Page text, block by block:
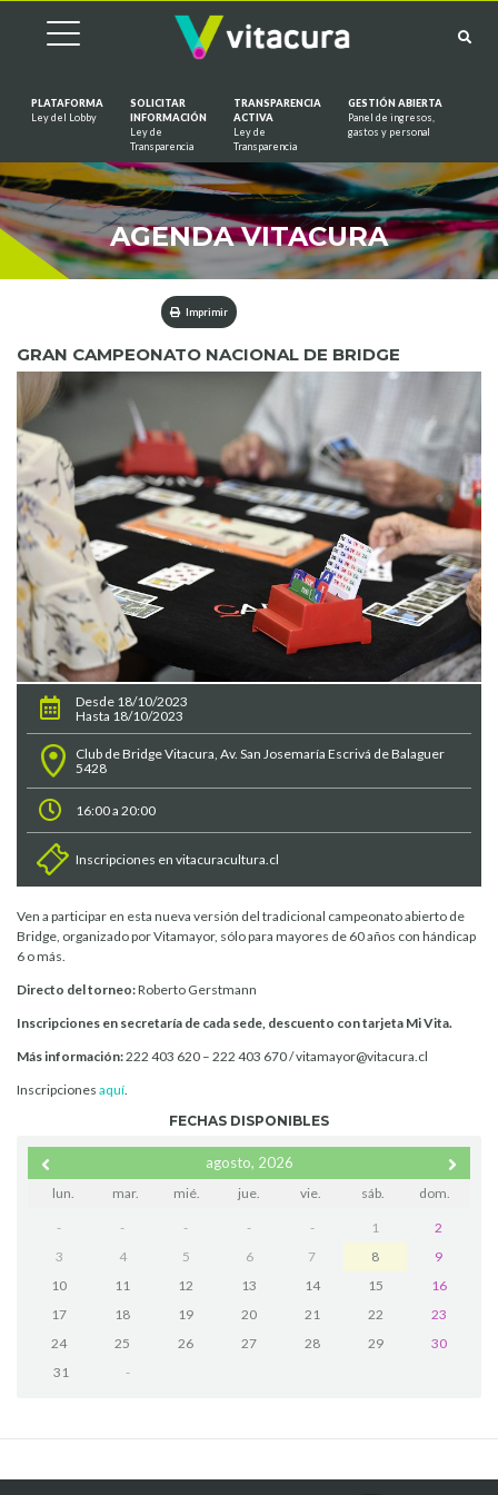
PLATAFORMA
Ley del Lobby
SOLICITAR
INFORMACIÓN
Ley de
Transparencia
TRANSPARENCIA
ACTIVA
Ley de
Transparencia
GESTIÓN ABIERTA
Panel de ingresos,
gastos y personal
AGENDA VITACURA
Imprimir
GRAN CAMPEONATO NACIONAL DE BRIDGE
Desde 18/10/2023
Hasta 18/10/2023
Club de Bridge Vitacura, Av. San Josemaría Escrivá de Balaguer
5428
16:00 a 20:00
Inscripciones en vitacuracultura.cl
Ven a participar en esta nueva versión del tradicional campeonato abierto de
Bridge, organizado por Vitamayor, sólo para mayores de 60 años con hándicap
6 o más.
Directo del torneo:Roberto Gerstmann
Inscripciones en secretaría de cada sede, descuento con tarjeta Mi Vita.
Más información:222 403 620 – 222 403 670 / vitamayor@vitacura.cl
Inscripciones aquí
FECHAS DISPONIBLES
agosto, 2026
lun. mar. mié. jue. vie. sáb. dom.
- - - - - 1
2
3
4 5 6 7 8
9
10
11 12 13 14 15
16
17
18 19 20 21 22
23
24
25 26 27 28 29
30
31
-